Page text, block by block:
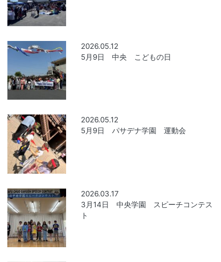
2026.05.12
5月9日 中央 こどもの日
2026.05.12
5月9日 パサデナ学園 運動会
2026.03.17
3月14日 中央学園 スピーチコンテス
ト